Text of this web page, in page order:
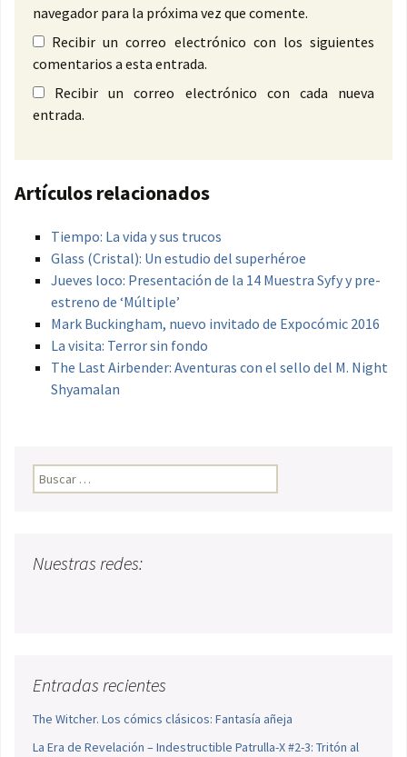
navegador para la próxima vez que comente.
Recibir un correo electrónico con los siguientes
comentarios a esta entrada.
Recibir un correo electrónico con cada nueva
entrada.
Artículos relacionados
Tiempo: La vida y sus trucos
Glass (Cristal): Un estudio del superhéroe
Jueves loco: Presentación de la 14 Muestra Syfy y pre-
estreno de ‘Múltiple’
Mark Buckingham, nuevo invitado de Expocómic 2016
La visita: Terror sin fondo
The Last Airbender: Aventuras con el sello del M. Night
Shyamalan
Buscar:
Nuestras redes:
Entradas recientes
The Witcher. Los cómics clásicos: Fantasía añeja
La Era de Revelación – Indestructible Patrulla-X #2-3: Tritón al